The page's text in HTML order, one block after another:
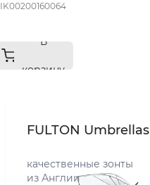
В
корзину
FULTON Umbrellas
качественные зонты
из Англии